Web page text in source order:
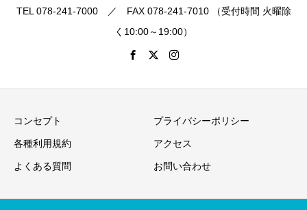
TEL 078-241-7000 ／ FAX 078-241-7010 （受付時間 火曜除
く10:00～19:00）
コンセプト プライバシーポリシー
各種利用規約 アクセス
よくある質問 お問い合わせ